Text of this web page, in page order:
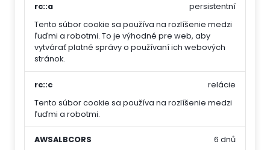
rc::a
Tento súbor cookie sa používa na rozlíšenie medzi
ľuďmi a robotmi. To je výhodné pre web, aby
vytvárať platné správy o používaní ich webových
stránok.
persistentní
rc::c
Tento súbor cookie sa používa na rozlíšenie medzi
ľuďmi a robotmi.
relácie
AWSALBCORS
6 dnů